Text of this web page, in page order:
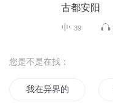
古都安阳
39
您是不是在找：
我在异界的经历